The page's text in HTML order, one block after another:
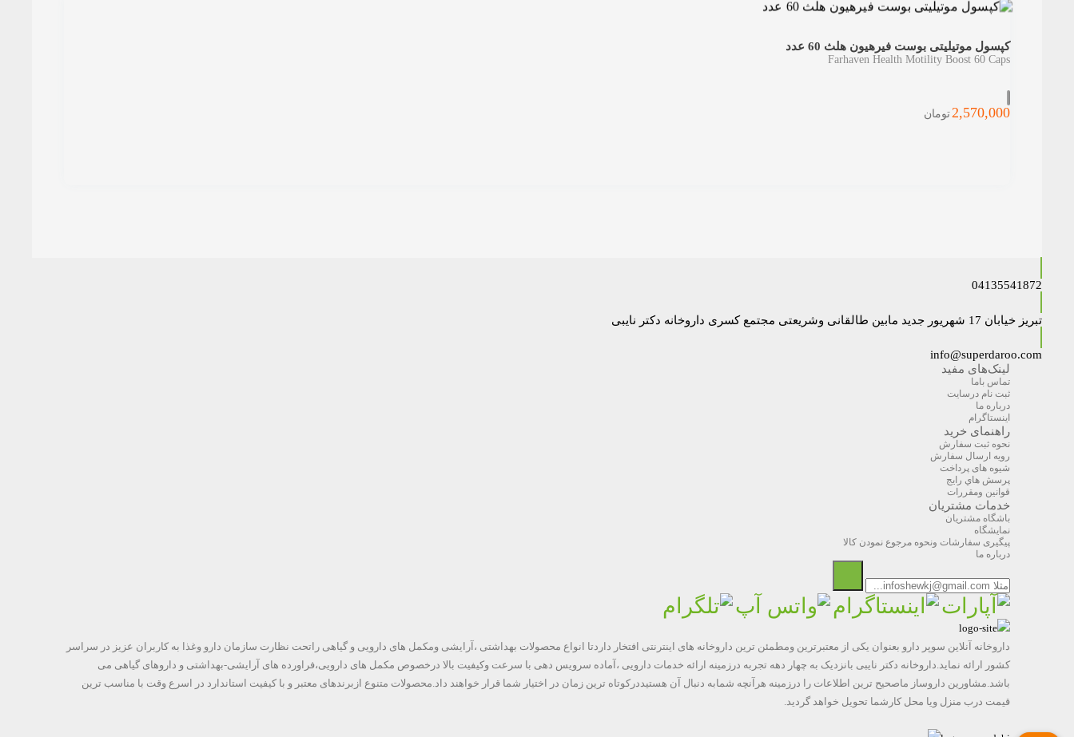
کپسول موتیلیتی بوست فیرهیون هلث 60 عدد
Farhaven Health Motility Boost 60 Caps
2,570,000تومان
04135541872
تبریز خیابان 17 شهریور جدید مابین طالقانی وشریعتی مجتمع کسری داروخانه دکتر نایبی
info@superdaroo.com
لینک‌های مفید
تماس باما
ثبت نام درسایت
درباره ما
اینستاگرام
راهنمای خرید
نحوه ثبت سفارش
رویه ارسال سفارش
شیوه های پرداخت
پرسش هاي رايج
قوانین ومقررات
خدمات مشتریان
باشگاه مشتریان
نمایشگاه
پیگیری سفارشات ونحوه مرجوع نمودن کالا
درباره ما
داروخانه آنلاین سوپر دارو بعنوان یکی از معتبرترین ومطمئن ترین داروخانه های اینترنتی افتخار داردتا انواع محصولات بهداشتی ،آرایشی ومکمل های دارویی و گیاهی راتحت نظارت سازمان دارو وغذا به کاربران عزیز در سراسر
کشور ارائه نماید.داروخانه دکتر نایبی بانزدیک به چهار دهه تجربه درزمینه ارائه خدمات دارویی ،آماده سرویس دهی با سرعت وکیفیت بالا درخصوص مکمل های دارویی،فراورده های آرایشی-بهداشتی و داروهای گیاهی می
باشد.مشاورین داروساز ماصحیح ترین اطلاعات را درزمینه هرآنچه شمابه دنبال آن هستیددرکوتاه ترین زمان در اختیار شما قرار خواهند داد.محصولات متنوع ازبرندهای معتبر و با کیفیت استاندارد در اسرع وقت با مناسب ترین
قیمت درب منزل ویا محل کارشما تحویل خواهد گردید.